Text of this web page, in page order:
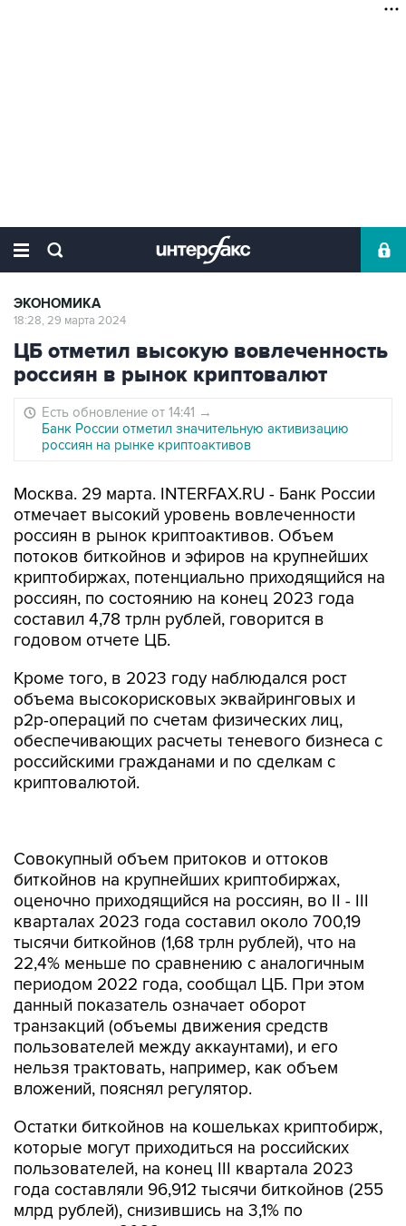
ЭКОНОМИКА
18:28, 29 марта 2024
ЦБ отметил высокую вовлеченность
россиян в рынок криптовалют
Есть обновление от 14:41 →
Банк России отметил значительную активизацию
россиян на рынке криптоактивов
Москва. 29 марта. INTERFAX.RU - Банк России
отмечает высокий уровень вовлеченности
россиян в рынок криптоактивов. Объем
потоков биткойнов и эфиров на крупнейших
криптобиржах, потенциально приходящийся на
россиян, по состоянию на конец 2023 года
составил 4,78 трлн рублей, говорится в
годовом отчете ЦБ.
Кроме того, в 2023 году наблюдался рост
объема высокорисковых эквайринговых и
p2p-операций по счетам физических лиц,
обеспечивающих расчеты теневого бизнеса с
российскими гражданами и по сделкам с
криптовалютой.
оценочно приходящи‌‌‌‌​​‌​‌‌​‍‌‌‌‌​​‌‌​​‌‍‌‌‌‌​​‌‌‌‌​‍‌‌‌‌​​​​‌‌‌‍‌‌‌‌‌​​​‌​‌‍‌‌‌‌‌​​​‌​‌‍‌‌‌‌​​‌​‌‌​‍‌‌‌‌​​‌‌​​‌‍‌‌‌‌​​‌‌‌‌​‍‌‌‌‌​​​​‌‌‌‍‌‌‌‌‌​‌​​‌​‍‌‌‌‌​​​‌‌​‌‍‌‌‌‌​​‌‌‌‌​‍‌‌‌‌​​‌​‌‌​‍‌‌‌‌​​‌‌‌​‌‍‌‌‌‌​​‌​​‌​‍‌‌‌‌​​‌‌‌‌​‍‌‌‌‌​​‌​​​‌йся на россиян, во II - III
кварталах 2023 года составил около 700,19
тысячи биткойнов (1,68 трлн рублей), что на
22,4% меньше по сравнению с аналогичным
периодом 2022 года, сообщал ЦБ. При этом
данный показатель означает оборот
транзакций (объемы движения средств
пользователей между аккаунтами), и его
нельзя трактовать, например, как объем
вложений, пояснял регулятор.
Остатки биткойнов на кошельках криптобирж,
пользователей, на конец III квартала 2023
года составляли 96,912 тысячи биткойнов (255
млрд рублей), снизившись на 3,1% по
сравнению с 2022 годом.